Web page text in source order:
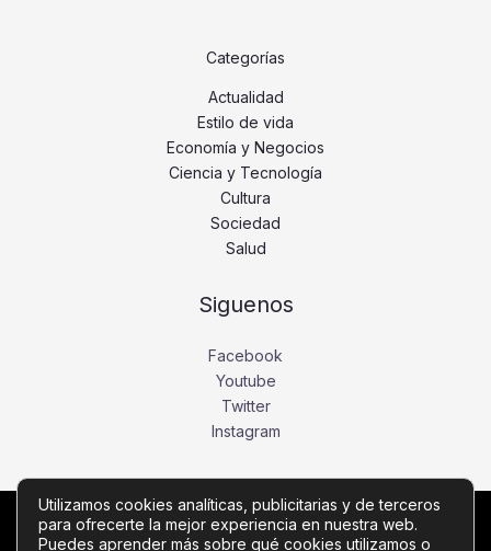
Categorías
Actualidad
Estilo de vida
Economía y Negocios
Ciencia y Tecnología
Cultura
Sociedad
Salud
Siguenos
Facebook
Youtube
Twitter
Instagram
Copyright © Todos los derechos reservados -
Utilizamos cookies analíticas, publicitarias y de terceros
para ofrecerte la mejor experiencia en nuestra web.
Puedes aprender más sobre qué cookies utilizamos o